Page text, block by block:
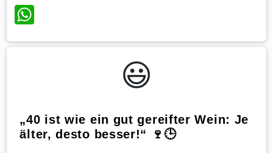
WhatsApp
😃️
„40 ist wie ein gut gereifter Wein: Je
älter, desto besser!“ 🍷🕒